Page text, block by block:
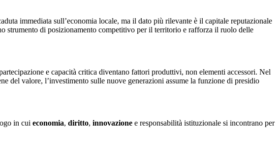
immediata sull’economia locale, ma il dato più rilevante è il capitale reputazionale
strumento di posizionamento competitivo per il territorio e rafforza il ruolo delle
e capacità critica diventano fattori produttivi, non elementi accessori. Nel
del valore, l’investimento sulle nuove generazioni assume la funzione di presidio
in cui economia, diritto, innovazione e responsabilità istituzionale si incontrano per